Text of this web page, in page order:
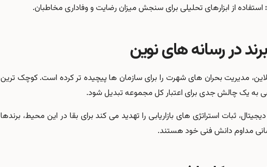
استفاده از ابزارهای تحلیلی برای سنجش میزان رضایت و وفاداری مخاطبان.
در رسانه های نوین
مدیریت بحران های شهرت را برای سازمان ها پیچیده تر کرده است. کوچک ترین
به یک چالش جدی برای اعتبار کل مجموعه تبدیل شود.
ثبات استراتژی های بازاریابی را تهدید می کند برای بقا در این محیط، برندها
مداوم دانش فنی خود هستند.